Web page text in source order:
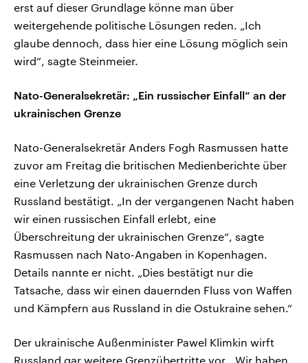
erst auf dieser Grundlage könne man über
weitergehende politische Lösungen reden. „Ich
glaube dennoch, dass hier eine Lösung möglich sein
wird“, sagte Steinmeier.
Nato-Generalsekretär: „Ein russischer Einfall“ an der
ukrainischen Grenze
Nato-Generalsekretär Anders Fogh Rasmussen hatte
zuvor am Freitag die britischen Medienberichte über
eine Verletzung der ukrainischen Grenze durch
Russland bestätigt. „In der vergangenen Nacht haben
wir einen russischen Einfall erlebt, eine
Überschreitung der ukrainischen Grenze“, sagte
Rasmussen nach Nato-Angaben in Kopenhagen.
Details nannte er nicht. „Dies bestätigt nur die
Tatsache, dass wir einen dauernden Fluss von Waffen
und Kämpfern aus Russland in die Ostukraine sehen.“
Der ukrainische Außenminister Pawel Klimkin wirft
Russland gar weitere Grenzübertritte vor. „Wir haben